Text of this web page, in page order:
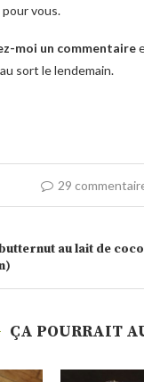
pour vous.
moi un commentaire
sort le lendemain.
29
au lait de coco
ÇA POURRAIT